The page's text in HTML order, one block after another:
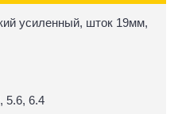
усиленный, шток 19мм,
5.6, 6.4